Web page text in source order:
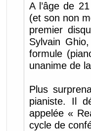
A l’âge de
(et son non
premier
Sylvain
formule
unanime de
Plus
pianiste. Il
appelée «
cycle de